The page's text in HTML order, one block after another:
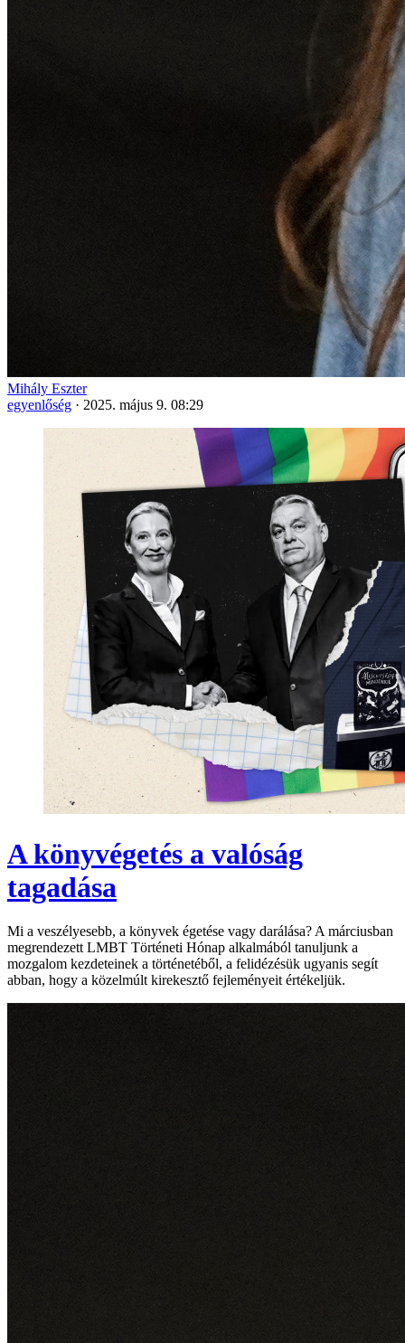
Mihály Eszter
egyenlőség · 2025. május 9. 08:29
A könyvégetés a valóság
tagadása
Mi a veszélyesebb, a könyvek égetése vagy darálása? A márciusban
megrendezett LMBT Történeti Hónap alkalmából tanuljunk a
mozgalom kezdeteinek a történetéből, a felidézésük ugyanis segít
abban, hogy a közelmúlt kirekesztő fejleményeit értékeljük.